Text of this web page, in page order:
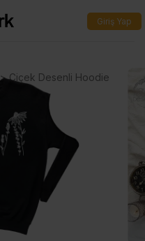
Giriş Yap
>Çiçek Desenli Hoodie